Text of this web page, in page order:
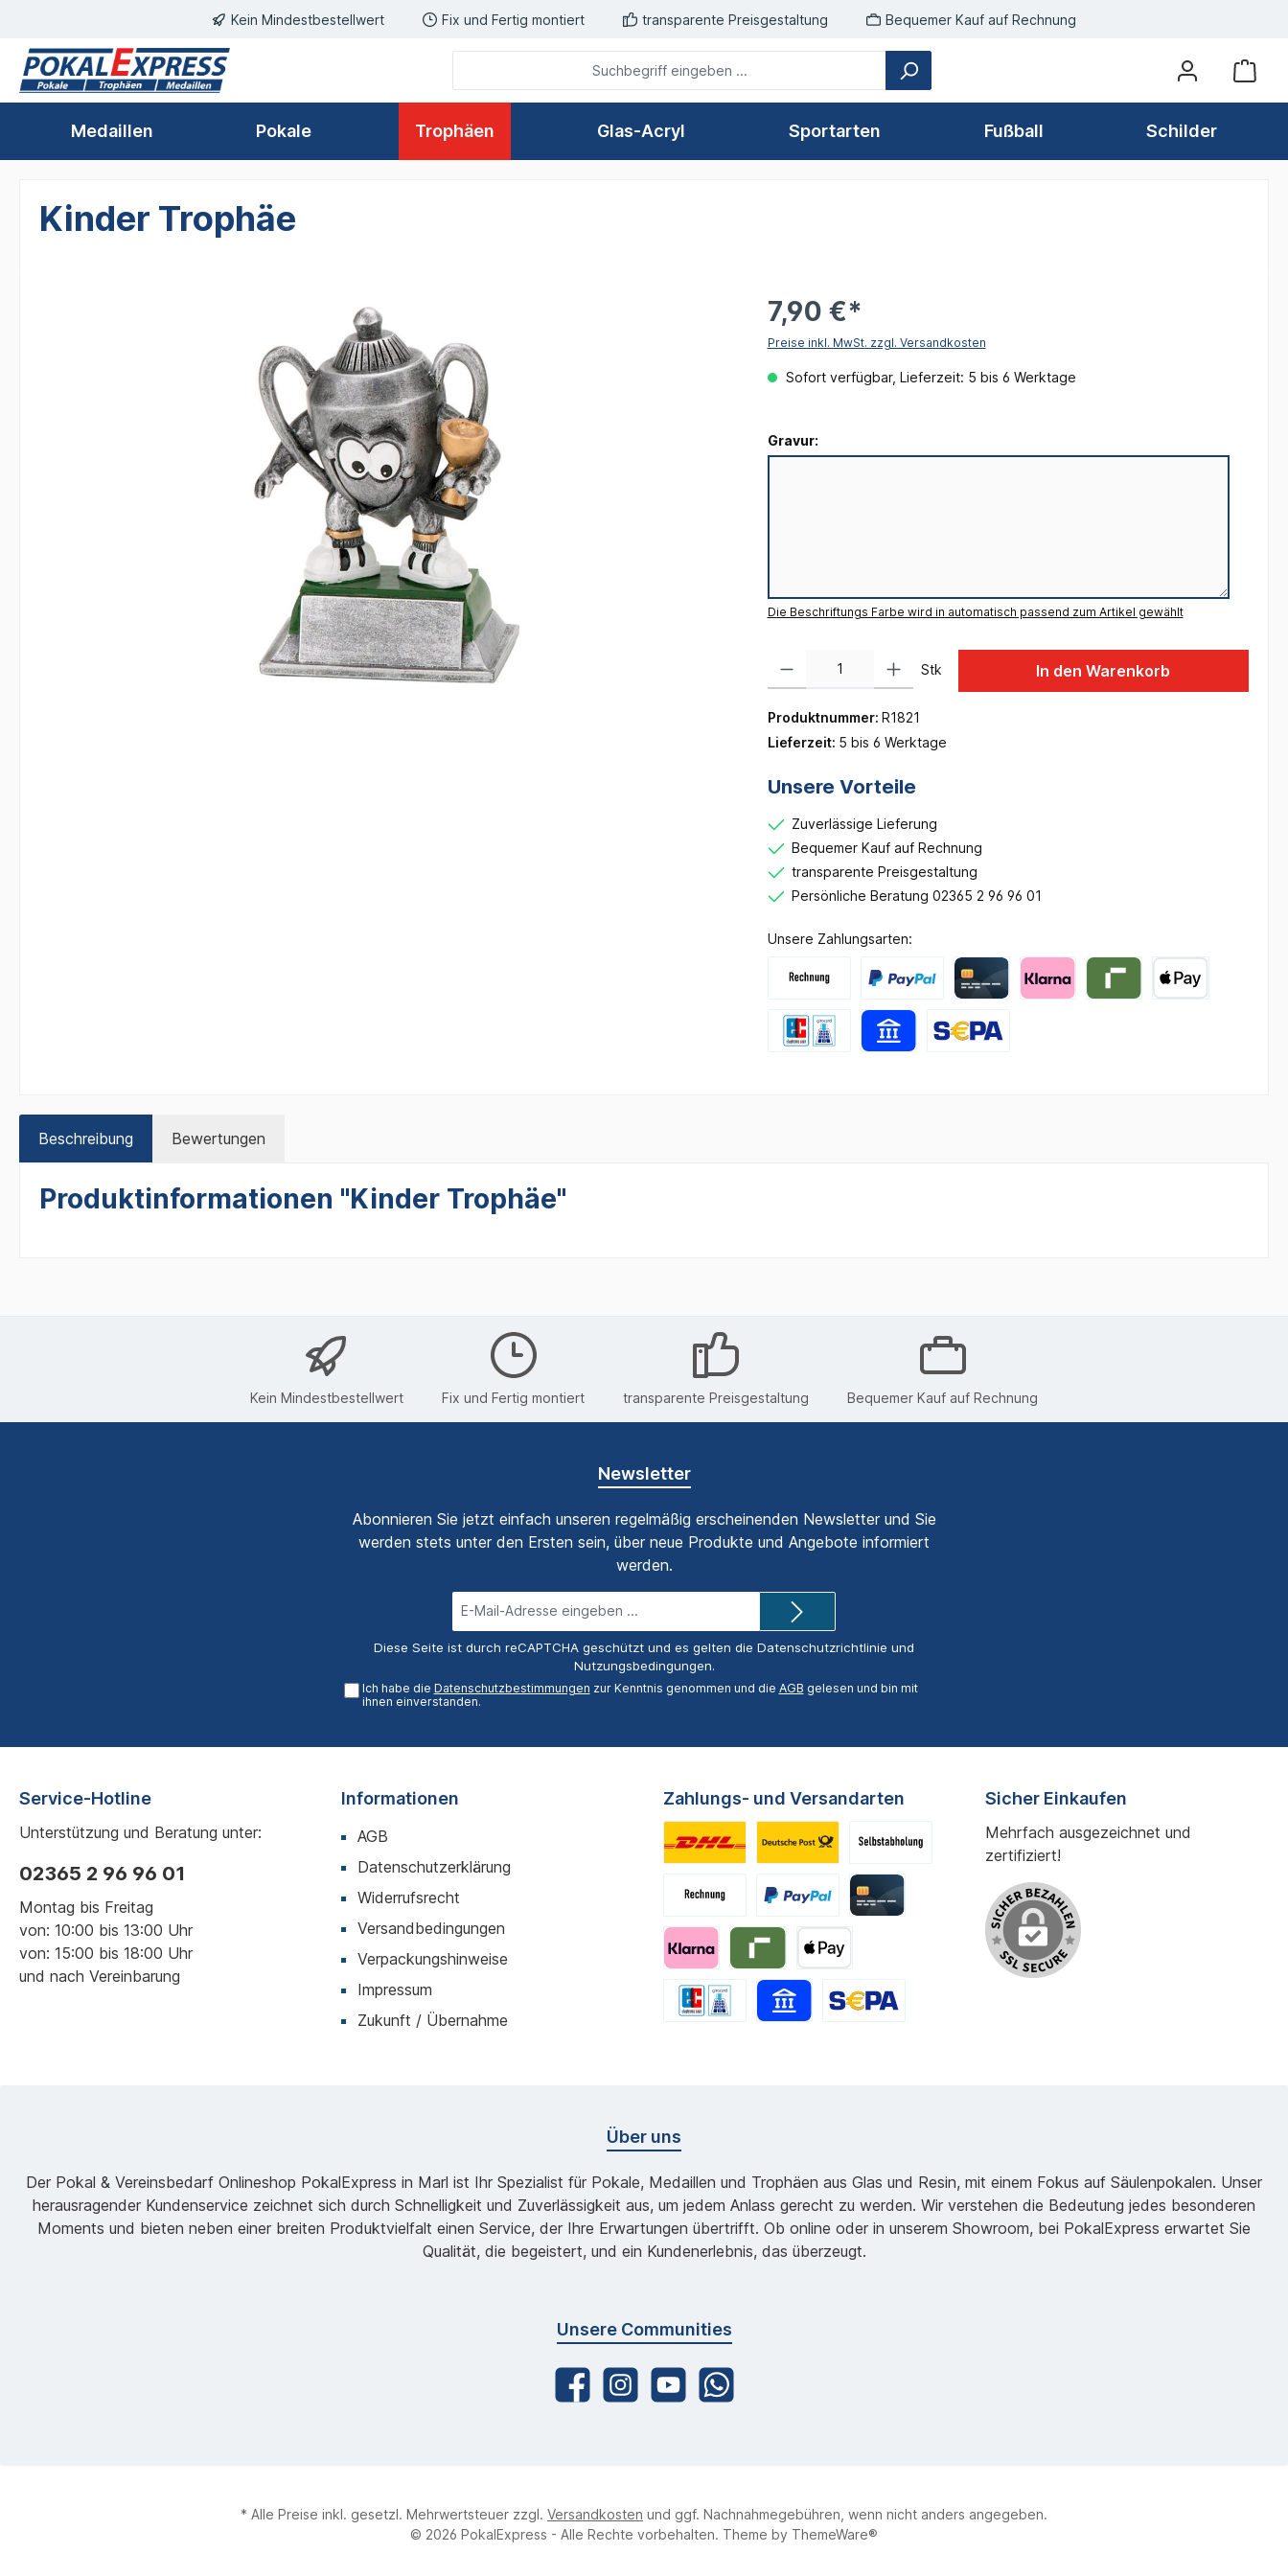
Zur Hauptnavigation springenKein Mindestbestellwert Fix und Fertig montiert transparente Preisgestaltung Bequemer Kauf auf Rechnung
Medaillen Pokale Trophäen Glas-Acryl Sportarten Fußball Schilder
Kinder Trophäe
7,90 €*
Preise inkl. MwSt. zzgl. Versandkosten
Sofort verfügbar, Lieferzeit: 5 bis 6 Werktage
Gravur:
Die Beschriftungs Farbe wird in automatisch passend zum Artikel gewählt
Stk In den Warenkorb
Produktnummer: R1821
Lieferzeit: 5 bis 6 Werktage
Unsere Vorteile
Zuverlässige Lieferung
Bequemer Kauf auf Rechnung
transparente Preisgestaltung
Persönliche Beratung 02365 2 96 96 01
Unsere Zahlungsarten:
Beschreibung Bewertungen
Produktinformationen "Kinder Trophäe"
Kein Mindestbestellwert Fix und Fertig montiert transparente Preisgestaltung Bequemer Kauf auf Rechnung
Newsletter
Abonnieren Sie jetzt einfach unseren regelmäßig erscheinenden Newsletter und Sie
werden stets unter den Ersten sein, über neue Produkte und Angebote informiert
werden.
Mail-
Adresse*
Diese Seite ist durch reCAPTCHA geschützt und es gelten die Datenschutzrichtlinie und
Nutzungsbedingungen.
Ich habe die Datenschutzbestimmungen zur Kenntnis genommen und die AGB gelesen und bin mit
ihnen einverstanden.
Service-Hotline
Unterstützung und Beratung unter:
02365 2 96 96 01
Montag bis Freitag
von: 10:00 bis 13:00 Uhr
von: 15:00 bis 18:00 Uhr
und nach Vereinbarung
Informationen
AGB
Datenschutzerklärung
Widerrufsrecht
Versandbedingungen
Verpackungshinweise
Impressum
Zukunft / Übernahme
Zahlungs- und Versandarten Sicher Einkaufen
Mehrfach ausgezeichnet und
zertifiziert!
Über uns
Der Pokal & Vereinsbedarf Onlineshop PokalExpress in Marl ist Ihr Spezialist für Pokale, Medaillen und Trophäen aus Glas und Resin, mit einem Fokus auf Säulenpokalen. Unser
herausragender Kundenservice zeichnet sich durch Schnelligkeit und Zuverlässigkeit aus, um jedem Anlass gerecht zu werden. Wir verstehen die Bedeutung jedes besonderen
Moments und bieten neben einer breiten Produktvielfalt einen Service, der Ihre Erwartungen übertrifft. Ob online oder in unserem Showroom, bei PokalExpress erwartet Sie
Qualität, die begeistert, und ein Kundenerlebnis, das überzeugt.
Unsere Communities
* Alle Preise inkl. gesetzl. Mehrwertsteuer zzgl. Versandkosten und ggf. Nachnahmegebühren, wenn nicht anders angegeben.
© 2026 PokalExpress - Alle Rechte vorbehalten. Theme by ThemeWare®